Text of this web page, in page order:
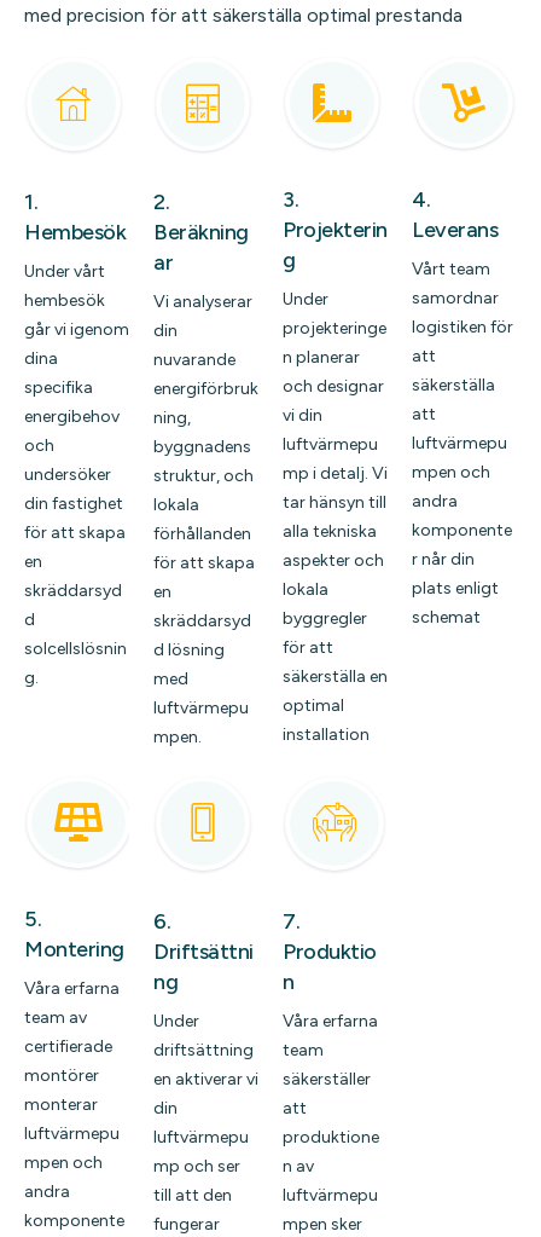
med precision för att säkerställa optimal prestanda
1.
Hembesök
Under vårt
hembesök
går vi igenom
dina
specifika
energibehov
och
undersöker
din fastighet
för att skapa
en
skräddarsyd
d
solcellslösnin
g.
2.
Beräkning
ar
Vi analyserar
din
nuvarande
energiförbruk
ning,
byggnadens
struktur, och
lokala
förhållanden
för att skapa
en
skräddarsyd
d lösning
med
luftvärmepu
mpen.
3.
Projekterin
g
Under
projekteringe
n planerar
och designar
vi din
luftvärmepu
mp i detalj. Vi
tar hänsyn till
alla tekniska
aspekter och
lokala
byggregler
för att
säkerställa en
optimal
installation
4.
Leverans
Vårt team
samordnar
logistiken för
att
säkerställa
att
luftvärmepu
mpen och
andra
komponente
r når din
plats enligt
schemat
5.
Montering
Våra erfarna
team av
certifierade
montörer
monterar
luftvärmepu
mpen och
andra
komponente
6.
Driftsättni
ng
Under
driftsättning
en aktiverar vi
din
luftvärmepu
mp och ser
till att den
fungerar
7.
Produktio
n
Våra erfarna
team
säkerställer
att
produktione
n av
luftvärmepu
mpen sker